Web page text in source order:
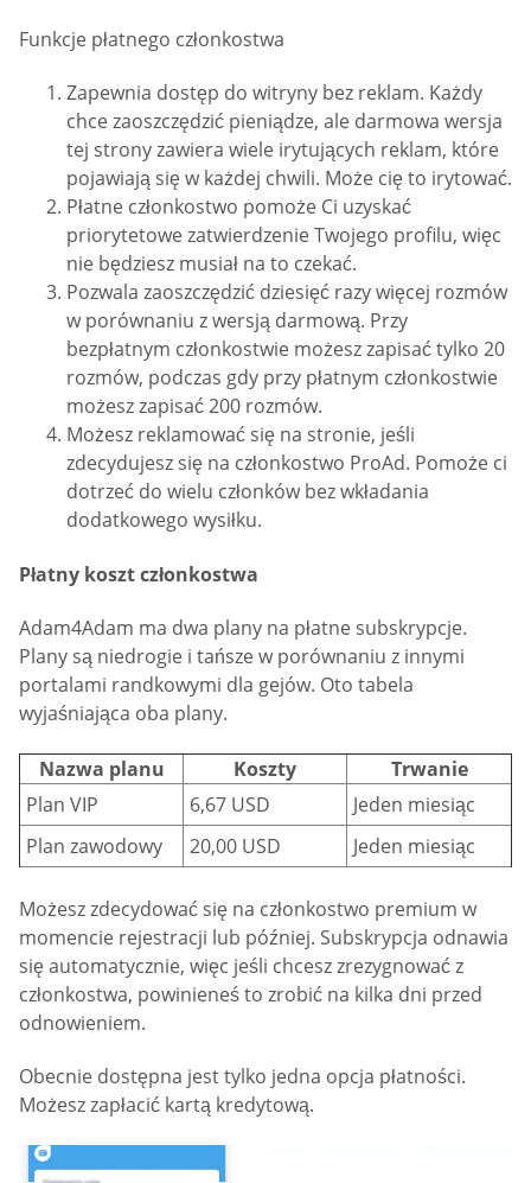
Funkcje płatnego członkostwa
Zapewnia dostęp do witryny bez reklam. Każdy
chce zaoszczędzić pieniądze, ale darmowa wersja
tej strony zawiera wiele irytujących reklam, które
pojawiają się w każdej chwili. Może cię to irytować.
Płatne członkostwo pomoże Ci uzyskać
priorytetowe zatwierdzenie Twojego profilu, więc
nie będziesz musiał na to czekać.
Pozwala zaoszczędzić dziesięć razy więcej rozmów
w porównaniu z wersją darmową. Przy
bezpłatnym członkostwie możesz zapisać tylko 20
rozmów, podczas gdy przy płatnym członkostwie
możesz zapisać 200 rozmów.
Możesz reklamować się na stronie, jeśli
zdecydujesz się na członkostwo ProAd. Pomoże ci
dotrzeć do wielu członków bez wkładania
dodatkowego wysiłku.
Płatny koszt członkostwa
Adam4Adam ma dwa plany na płatne subskrypcje.
Plany są niedrogie i tańsze w porównaniu z innymi
portalami randkowymi dla gejów. Oto tabela
wyjaśniająca oba plany.
Nazwa planu Koszty
Trwanie
Plan VIP
6,67 USD
Jeden miesiąc
Plan zawodowy
20,00 USD Jeden miesiąc
Możesz zdecydować się na członkostwo premium w
momencie rejestracji lub później. Subskrypcja odnawia
się automatycznie, więc jeśli chcesz zrezygnować z
członkostwa, powinieneś to zrobić na kilka dni przed
odnowieniem.
Obecnie dostępna jest tylko jedna opcja płatności.
Możesz zapłacić kartą kredytową.